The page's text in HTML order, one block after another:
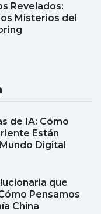
Revelados:
Misterios del
de IA: Cómo
Están
Digital
que
Pensamos
China